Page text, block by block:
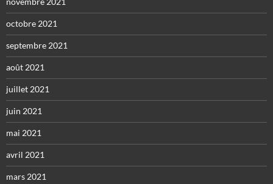
octobre 2021
septembre 2021
août 2021
juillet 2021
juin 2021
mai 2021
avril 2021
mars 2021